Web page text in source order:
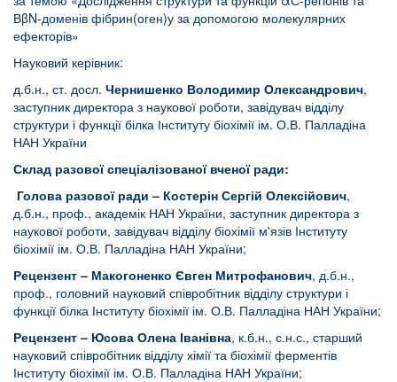
ВβN-доменів фібрин(оген)у за допомогою молекулярних
ефекторів»
Науковий керівник:
д.б.н., ст. досл. Чернишенко Володимир Олександрович,
заступник директора з наукової роботи, завідувач відділу
структури і функції білка Інституту біохімії ім. О.В. Палладіна
НАН України
Склад разової спеціалізованої вченої ради:
Голова разової ради – Костерін Сергій Олексійович,
д.б.н., проф., академік НАН України, заступник директора з
наукової роботи, завідувач відділу біохімії м'язів Інституту
біохімії ім. О.В. Палладіна НАН України;
Рецензент – Макогоненко Євген Митрофанович, д.б.н.,
проф., головний науковий співробітник відділу структури і
функції білка Інституту біохімії ім. О.В. Палладіна НАН України;
Рецензент – Юсова Олена Іванівна, к.б.н., с.н.с., старший
науковий співробітник відділу хімії та біохімії ферментів
Інституту біохімії ім. О.В. Палладіна НАН України;